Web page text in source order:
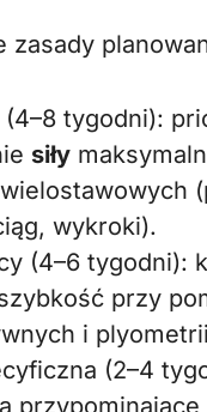
zasady
(4–8 tygodni):
siły
wykroki).
(4–6 tygodni):
przy
i
(2–4